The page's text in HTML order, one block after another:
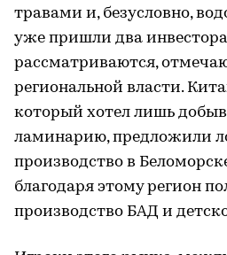
травами и, безусловно,
уже пришли два
рассматриваются,
региональной власти.
который хотел лишь
ламинарию, предложили
производство в
благодаря этому регион
производство БАД и